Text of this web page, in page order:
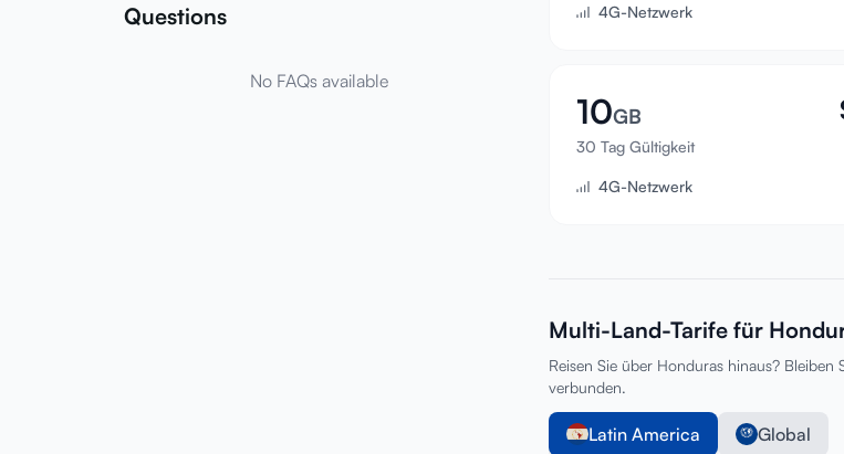
Questions
No FAQs available
4G-Netzwerk
10GB
30 Tag Gültigkeit
4G-Netzwerk
Multi-Land-Tarife für
Reisen Sie über Honduras hinaus?
verbunden.
Latin America Global